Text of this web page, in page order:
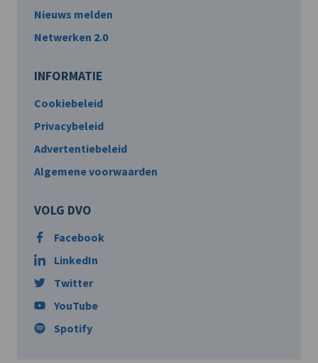
Nieuws melden
Netwerken 2.0
INFORMATIE
Cookiebeleid
Privacybeleid
Advertentiebeleid
Algemene voorwaarden
VOLG DVO
Facebook
LinkedIn
Twitter
YouTube
Spotify